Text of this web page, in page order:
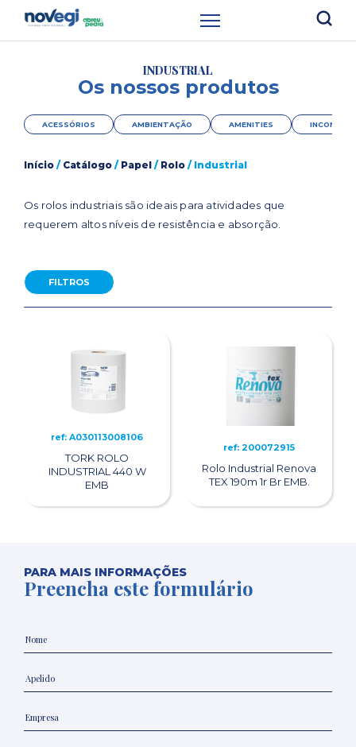
INDUSTRIAL
Os nossos produtos
ACESSÓRIOS AMBIENTAÇÃO AMENITIES
Início / Catálogo / Papel / Rolo / Industrial
Os rolos industriais são ideais para atividades que
requerem altos níveis de resistência e absorção.
FILTROS
ref: A030113008106
TORK ROLO
INDUSTRIAL 440 W
EMB
ref: 200072915
Rolo Industrial Renova
TEX 190m 1r Br EMB.
PARA MAIS INFORMAÇÕES
Preencha este formulário